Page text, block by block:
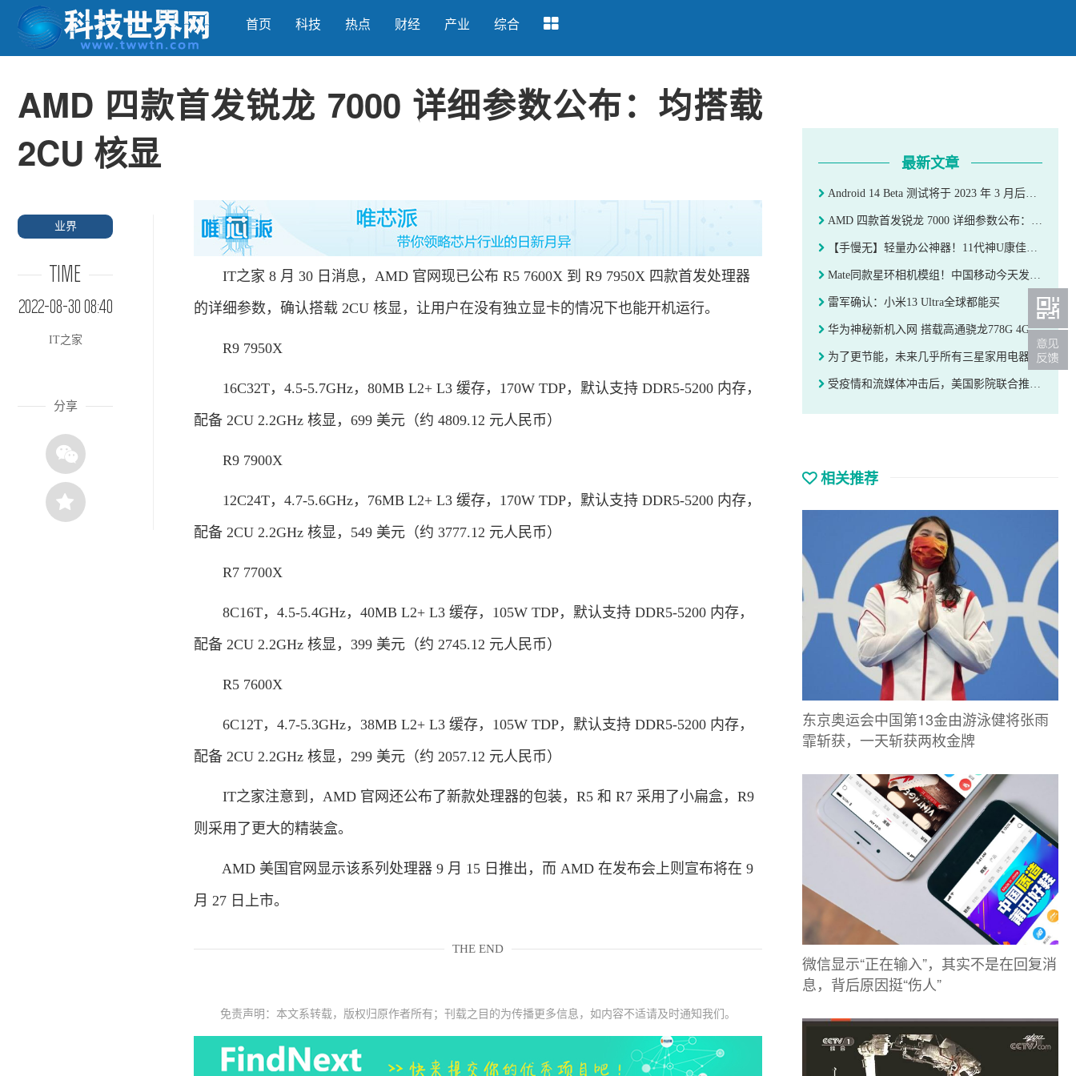
首页 科技 热点 财经 产业 综合
AMD 四款首发锐龙 7000 详细参数公布：均搭载
2CU 核显
业界
TIME
2022-08-30 08:40
IT之家
分享
IT之家 8 月 30 日消息，AMD 官网现已公布 R5 7600X 到 R9 7950X 四款首发处理器
的详细参数，确认搭载 2CU 核显，让用户在没有独立显卡的情况下也能开机运行。
R9 7950X
16C32T，4.5-5.7GHz，80MB L2+ L3 缓存，170W TDP，默认支持 DDR5-5200 内存，
配备 2CU 2.2GHz 核显，699 美元（约 4809.12 元人民币）
R9 7900X
12C24T，4.7-5.6GHz，76MB L2+ L3 缓存，170W TDP，默认支持 DDR5-5200 内存，
配备 2CU 2.2GHz 核显，549 美元（约 3777.12 元人民币）
R7 7700X
8C16T，4.5-5.4GHz，40MB L2+ L3 缓存，105W TDP，默认支持 DDR5-5200 内存，
配备 2CU 2.2GHz 核显，399 美元（约 2745.12 元人民币）
R5 7600X
6C12T，4.7-5.3GHz，38MB L2+ L3 缓存，105W TDP，默认支持 DDR5-5200 内存，
配备 2CU 2.2GHz 核显，299 美元（约 2057.12 元人民币）
IT之家注意到，AMD 官网还公布了新款处理器的包装，R5 和 R7 采用了小扁盒，R9
则采用了更大的精装盒。
AMD 美国官网显示该系列处理器 9 月 15 日推出，而 AMD 在发布会上则宣布将在 9
月 27 日上市。
THE END
免责声明：本文系转载，版权归原作者所有；刊载之目的为传播更多信息，如内容不适请及时通知我们。
最新文章
Android 14 Beta 测试将于 2023 年 3 月后启动
AMD 四款首发锐龙 7000 详细参数公布：均搭载 2CU 核显
【手慢无】轻量办公神器！11代神U康佳迷你电脑史低价893元
Mate同款星环相机模组！中国移动今天发新机：搭载天玑700
雷军确认：小米13 Ultra全球都能买
华为神秘新机入网 搭载高通骁龙778G 4G处理器
为了更节能，未来几乎所有三星家用电器都将支持Wi-Fi
受疫情和流媒体冲击后，美国影院联合推出仅 3 美元的打折电影票
相关推荐
东京奥运会中国第13金由游泳健将张雨
霏斩获，一天斩获两枚金牌
微信显示“正在输入”，其实不是在回复消
息，背后原因挺“伤人”